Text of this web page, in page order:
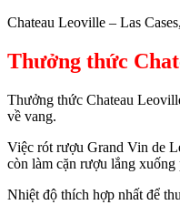
Chateau Leoville – Las
Thưởng thức
Thưởng thức Chateau
về vang.
Việc rót rượu Grand Vin de
còn làm cặn rượu lắng
Nhiệt độ thích hợp nhất để